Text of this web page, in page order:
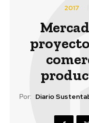
2017
Por: Diario